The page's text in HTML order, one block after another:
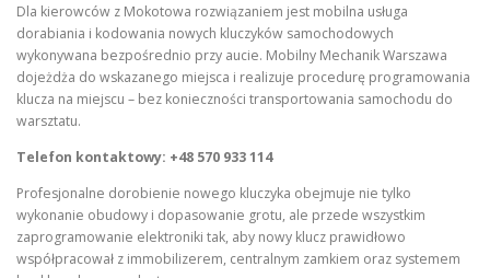
Dla kierowców z Mokotowa rozwiązaniem jest mobilna usługa
dorabiania i kodowania nowych kluczyków samochodowych
wykonywana bezpośrednio przy aucie. Mobilny Mechanik Warszawa
dojeżdża do wskazanego miejsca i realizuje procedurę programowania
klucza na miejscu – bez konieczności transportowania samochodu do
warsztatu.
Telefon kontaktowy: +48 570 933 114
Profesjonalne dorobienie nowego kluczyka obejmuje nie tylko
wykonanie obudowy i dopasowanie grotu, ale przede wszystkim
zaprogramowanie elektroniki tak, aby nowy klucz prawidłowo
współpracował z immobilizerem, centralnym zamkiem oraz systemem